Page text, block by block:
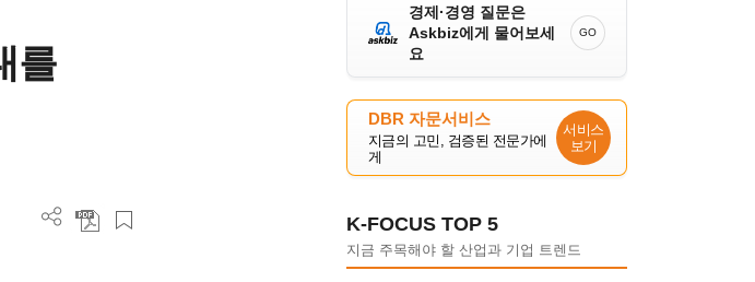
를
경제·경영 질문은
Askbiz에게 물어보세
요
GO
DBR 자문서비스
지금의 고민, 검증된 전문가에
게
서비스
보기
K-FOCUS TOP 5
지금 주목해야 할 산업과 기업 트렌드